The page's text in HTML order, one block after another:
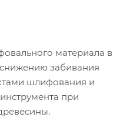
материала в
снижению забивания
шлифования и
при